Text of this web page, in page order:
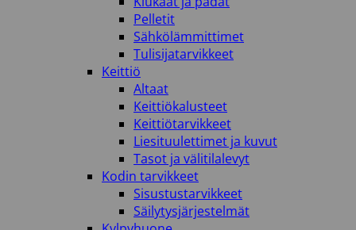
Pelletit
Sähkölämmittimet
Tulisijatarvikkeet
Keittiö
Altaat
Keittiökalusteet
Keittiötarvikkeet
Liesituulettimet ja kuvut
Tasot ja välitilalevyt
Kodin tarvikkeet
Sisustustarvikkeet
Säilytysjärjestelmät